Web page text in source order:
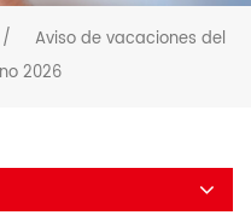
/
Aviso de vacaciones del
2026